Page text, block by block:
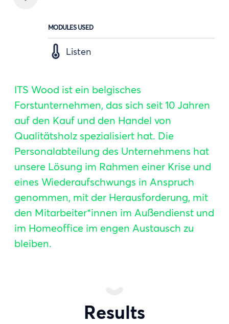
MODULES USED
Listen
ITS Wood ist ein belgisches
Forstunternehmen, das sich seit 10 Jahren
auf den Kauf und den Handel von
Qualitätsholz spezialisiert hat. Die
Personalabteilung des Unternehmens hat
unsere Lösung im Rahmen einer Krise und
eines Wiederaufschwungs in Anspruch
genommen, mit der Herausforderung, mit
den Mitarbeiter*innen im Außendienst und
im Homeoffice im engen Austausch zu
bleiben.
Results